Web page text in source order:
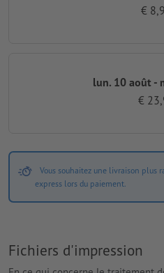
€
lun. 10 août -
€
Vous souhaitez une livraison plus
express lors du paiement.
Fichiers d'impression